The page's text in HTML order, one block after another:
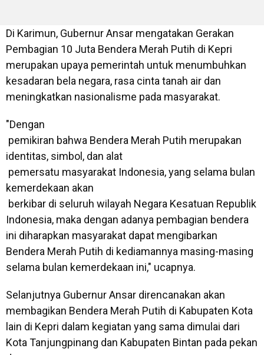
Di Karimun, Gubernur Ansar mengatakan Gerakan
Pembagian 10 Juta Bendera Merah Putih di Kepri
merupakan upaya pemerintah untuk menumbuhkan
kesadaran bela negara, rasa cinta tanah air dan
meningkatkan nasionalisme pada masyarakat.
"Dengan
pemikiran bahwa Bendera Merah Putih merupakan
identitas, simbol, dan alat
pemersatu masyarakat Indonesia, yang selama bulan
kemerdekaan akan
berkibar di seluruh wilayah Negara Kesatuan Republik
Indonesia, maka dengan adanya pembagian bendera
ini diharapkan masyarakat dapat mengibarkan
Bendera Merah Putih di kediamannya masing-masing
selama bulan kemerdekaan ini," ucapnya.
Selanjutnya Gubernur Ansar direncanakan akan
membagikan Bendera Merah Putih di Kabupaten Kota
lain di Kepri dalam kegiatan yang sama dimulai dari
Kota Tanjungpinang dan Kabupaten Bintan pada pekan